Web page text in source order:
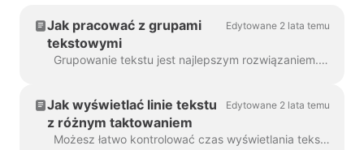
Jak pracować z grupami
tekstowymi
Edytowane 2 lata temu
Grupowanie tekstu jest najlepszym rozwiązaniem. W 99% przypadków można z nim zrobić wszystko, czego potrzebujesz. Czasami jednak możesz chcieć utworzyć jedną lub dwie...
Jak wyświetlać linie tekstu
z różnym taktowaniem
Edytowane 2 lata temu
Możesz łatwo kontrolować czas wyświetlania tekstu na ekranie dzięki funkcji opóźnienia tekstu. Aby z niej skorzystać, należy upewnić się, że tekst ma wiele linii w...